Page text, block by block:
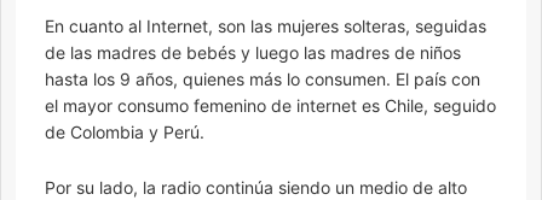
En cuanto al Internet, son las mujeres solteras, seguidas
de las madres de bebés y luego las madres de niños
hasta los 9 años, quienes más lo consumen. El país con
el mayor consumo femenino de internet es Chile, seguido
de Colombia y Perú.
Por su lado, la radio continúa siendo un medio de alto